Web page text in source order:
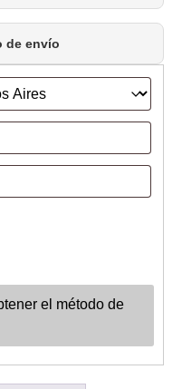
de envío
el método de